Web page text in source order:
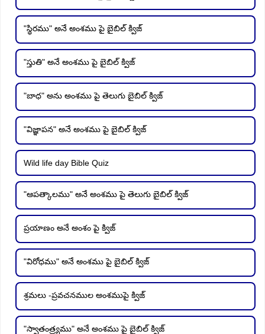
"స్థిరము" అనే అంశము పై బైబిల్ క్విజ్
"స్తుతి" అనే అంశము పై బైబిల్ క్విజ్
"బాధ" అను అంశము పై తెలుగు బైబిల్ క్విజ్
"విజ్ఞాపన" అనే అంశము పై బైబిల్ క్విజ్
Wild life day Bible Quiz
"ఆపత్కాలము" అనే అంశము పై తెలుగు బైబిల్ క్విజ్
ప్రయాణం అనే అంశం పై క్విజ్
"విరోధము" అనే అంశము పై బైబిల్ క్విజ్
శ్రమలు -ప్రవచనముల అంశముపై క్విజ్
"స్వాతంత్ర్యము" అనే అంశము పై బైబిల్ క్విజ్